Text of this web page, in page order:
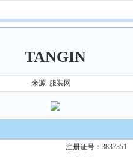
TANGIN
来源: 服装网
注册证号：3837351